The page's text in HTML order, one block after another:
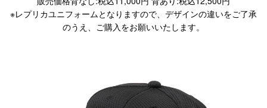
※レプリカユニフォームとなりますので、デザインの違いをご了承
のうえ、ご購入をお願いいたします。